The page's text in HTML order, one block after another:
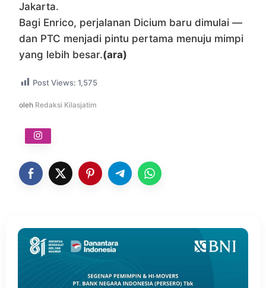
Jakarta.
Bagi Enrico, perjalanan Dicium baru dimulai —
dan PTC menjadi pintu pertama menuju mimpi
yang lebih besar.(ara)
Post Views: 1,575
oleh Redaksi Kilasjatim